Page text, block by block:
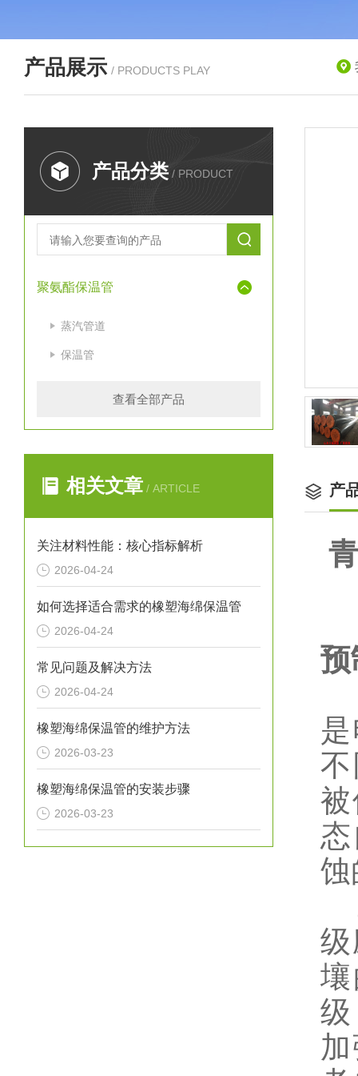
产品展示 / PRODUCTS PLAY
产品分类 / PRODUCT
聚氨酯保温管
蒸汽管道
保温管
查看全部产品
相关文章 / ARTICLE
关注材料性能：核心指标解析
2026-04-24
如何选择适合需求的橡塑海绵保温管
2026-04-24
常见问题及解决方法
2026-04-24
橡塑海绵保温管的维护方法
2026-03-23
橡塑海绵保温管的安装步骤
2026-03-23
产
预
蚀